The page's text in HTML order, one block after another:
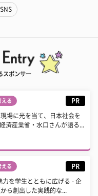
スポンサー
える PR
場に光を当て、日本社会を
済産業省・水口さんが語る...
える PR
力を学生とともに広げる - 企
ら創出した実践的な...